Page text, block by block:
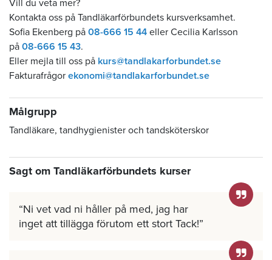
Vill du veta mer?
Kontakta oss på Tandläkarförbundets kursverksamhet.
Sofia Ekenberg på 08-666 15 44 eller Cecilia Karlsson
på 08-666 15 43.
Eller mejla till oss på kurs@tandlakarforbundet.se
Fakturafrågor ekonomi@tandlakarforbundet.se
Målgrupp
Tandläkare, tandhygienister och tandsköterskor
Sagt om Tandläkarförbundets kurser
Ni vet vad ni håller på med, jag har
inget att tillägga förutom ett stort Tack!